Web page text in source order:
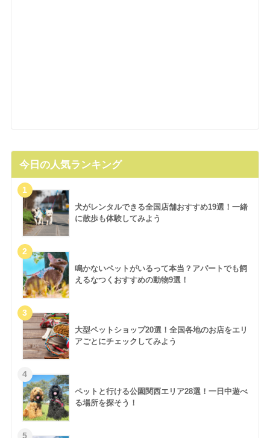
今日の人気ランキング
犬がレンタルできる全国店舗おすすめ19選！一緒
に散歩も体験してみよう
鳴かないペットがいるって本当？アパートでも飼
えるなつくおすすめの動物9選！
大型ペットショップ20選！全国各地のお店をエリ
アごとにチェックしてみよう
ペットと行ける公園関西エリア28選！一日中遊べ
る場所を探そう！